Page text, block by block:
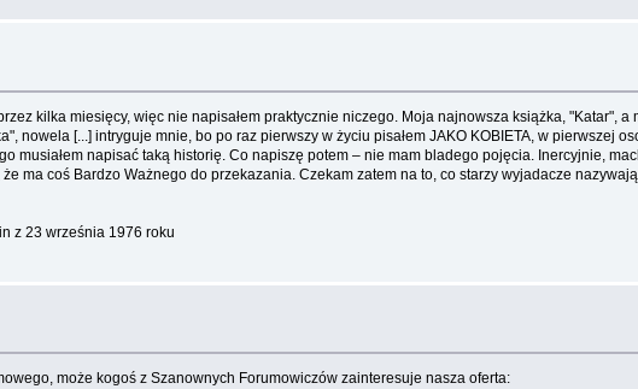
kilka miesięcy, więc nie napisałem praktycznie niczego. Moja najnowsza książka, "Katar",
nowela [...] intryguje mnie, bo po raz pierwszy w życiu pisałem JAKO KOBIETA, w
musiałem napisać taką historię. Co napiszę potem – nie mam bladego pojęcia. Inercyjnie,
ma coś Bardzo Ważnego do przekazania. Czekam zatem na to, co starzy wyjadacze nazywają
z 23 września 1976 roku
może kogoś z Szanownych Forumowiczów zainteresuje nasza oferta: